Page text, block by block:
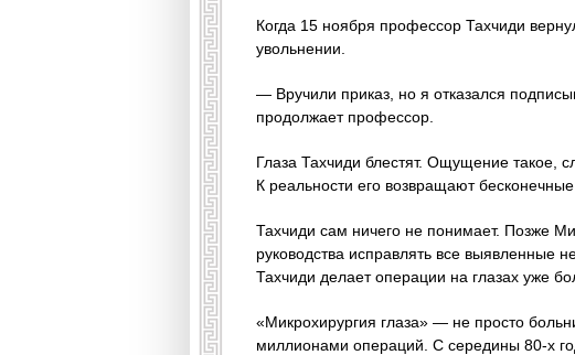
Когда 15 ноября профессор Тахчиди
увольнении.
— Вручили приказ, но я отказался
продолжает профессор.
Глаза Тахчиди блестят. Ощущение такое,
К реальности его возвращают
Тахчиди сам ничего не понимает. Позже
руководства исправлять все
Тахчиди делает операции на глазах уже
«Микрохирургия глаза» — не просто
миллионами операций. С середины 80-х